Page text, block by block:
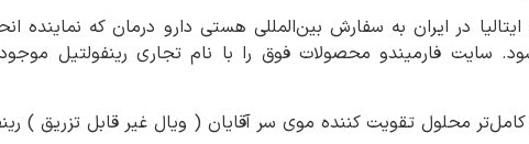
سایت فارمیندو محصولات فوق را با نام تجاری رینفولتیل
کامل‌تر محلول تقویت کننده موی سر آقایان ( ویال غیر قابل تزریق )